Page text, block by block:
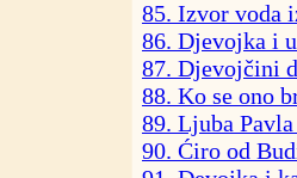
85. Izvor voda
86. Djevojka i
87. Djevojčini
88. Ko se ono
89. Ljuba
90. Ćiro od